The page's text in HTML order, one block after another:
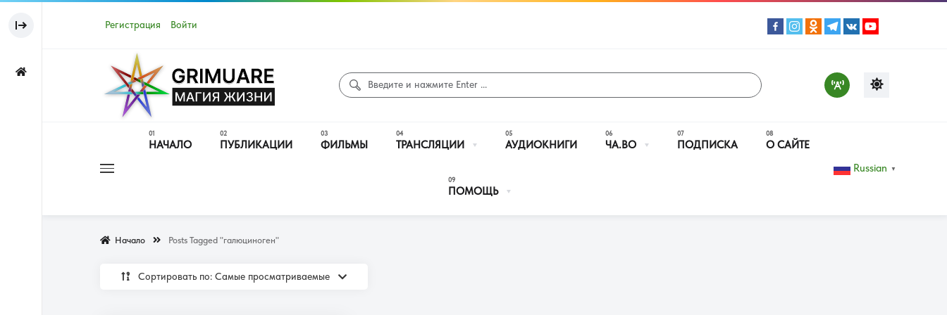
Регистрация Войти
НАЧАЛО ПУБЛИКАЦИИ ФИЛЬМЫ ТРАНСЛЯЦИИ АУДИОКНИГИ ЧА.ВО ПОДПИСКА О САЙТЕ
ПОМОЩЬ
Russian ▼
Начало Posts Tagged "галюциноген"
Сортировать по: Самые просматриваемые